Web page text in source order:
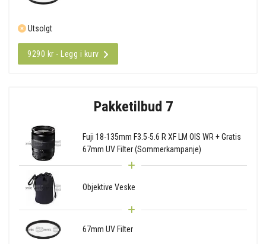
Utsolgt
9290 kr - Legg i kurv
Pakketilbud 7
Fuji 18-135mm F3.5-5.6 R XF LM OIS WR + Gratis
67mm UV Filter (Sommerkampanje)
Objektive Veske
67mm UV Filter